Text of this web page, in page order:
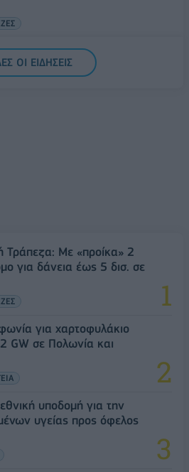
Πού βρίσκεται η
μετάβαση
ΟΙ ΕΙΔΗΣΕΙΣ
Τράπεζα: Με «προίκα» 2
για δάνεια έως 5 δισ. σε
για χαρτοφυλάκιο
σε Πολωνία και
υποδομή για την
υγείας προς όφελος